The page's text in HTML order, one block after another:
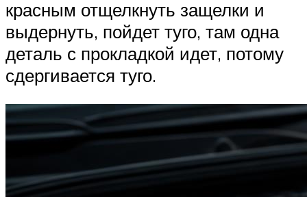
красным отщелкнуть защелки и
выдернуть, пойдет туго, там одна
деталь с прокладкой идет, потому
сдергивается туго.